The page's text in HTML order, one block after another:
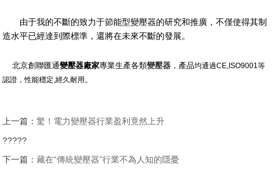
由于我的不斷的致力于節能型變壓器的研究和推廣，不僅使得其制
造水平已經達到際標準，還將在未來不斷的發展。
北京創聯匯通變壓器廠家專業生產各類變壓器 ， 產品均通過CE,ISO9001等
認證，性能穩定,經久耐用。
上一篇：驚！電力變壓器行業盈利竟然上升
?????
下一篇：藏在“傳統變壓器”行業不為人知的隱憂